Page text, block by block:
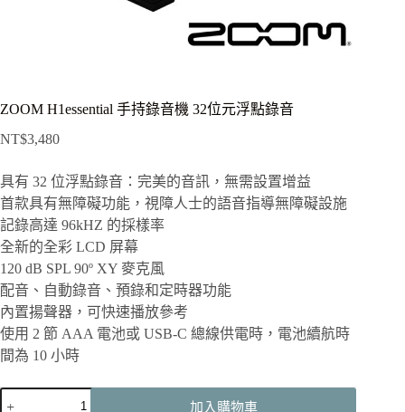
ZOOM H1essential 手持錄音機 32位元浮點錄音
NT$3,480
具有 32 位浮點錄音：完美的音訊，無需設置增益
首款具有無障礙功能，視障人士的語音指導無障礙設施
記錄高達 96kHZ 的採樣率
全新的全彩 LCD 屏幕
120 dB SPL 90º XY 麥克風
配音、自動錄音、預錄和定時器功能
內置揚聲器，可快速播放參考
使用 2 節 AAA 電池或 USB-C 總線供電時，電池續航時
間為 10 小時
ZOOM
加入購物車